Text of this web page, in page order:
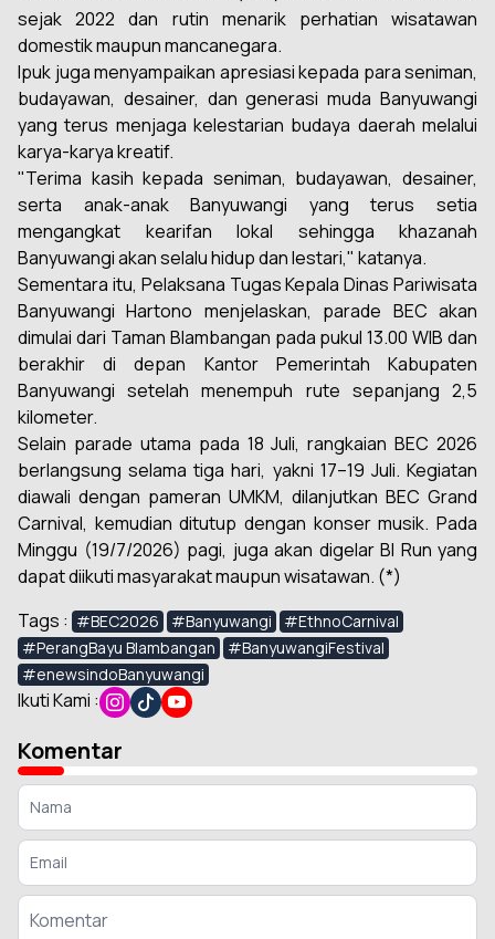
sejak 2022 dan rutin menarik perhatian wisatawan
domestik maupun mancanegara.
Ipuk juga menyampaikan apresiasi kepada para seniman,
budayawan, desainer, dan generasi muda Banyuwangi
yang terus menjaga kelestarian budaya daerah melalui
karya-karya kreatif.
"Terima kasih kepada seniman, budayawan, desainer,
serta anak-anak Banyuwangi yang terus setia
mengangkat kearifan lokal sehingga khazanah
Banyuwangi akan selalu hidup dan lestari," katanya.
Sementara itu, Pelaksana Tugas Kepala Dinas Pariwisata
Banyuwangi Hartono menjelaskan, parade BEC akan
dimulai dari Taman Blambangan pada pukul 13.00 WIB dan
berakhir di depan Kantor Pemerintah Kabupaten
Banyuwangi setelah menempuh rute sepanjang 2,5
kilometer.
Selain parade utama pada 18 Juli, rangkaian BEC 2026
berlangsung selama tiga hari, yakni 17–19 Juli. Kegiatan
diawali dengan pameran UMKM, dilanjutkan BEC Grand
Carnival, kemudian ditutup dengan konser musik. Pada
Minggu (19/7/2026) pagi, juga akan digelar BI Run yang
dapat diikuti masyarakat maupun wisatawan. (*)
Tags : #BEC2026 #Banyuwangi
#EthnoCarnival
#PerangBayu Blambangan
#BanyuwangiFestival
#enewsindoBanyuwangi
Ikuti Kami :
Komentar